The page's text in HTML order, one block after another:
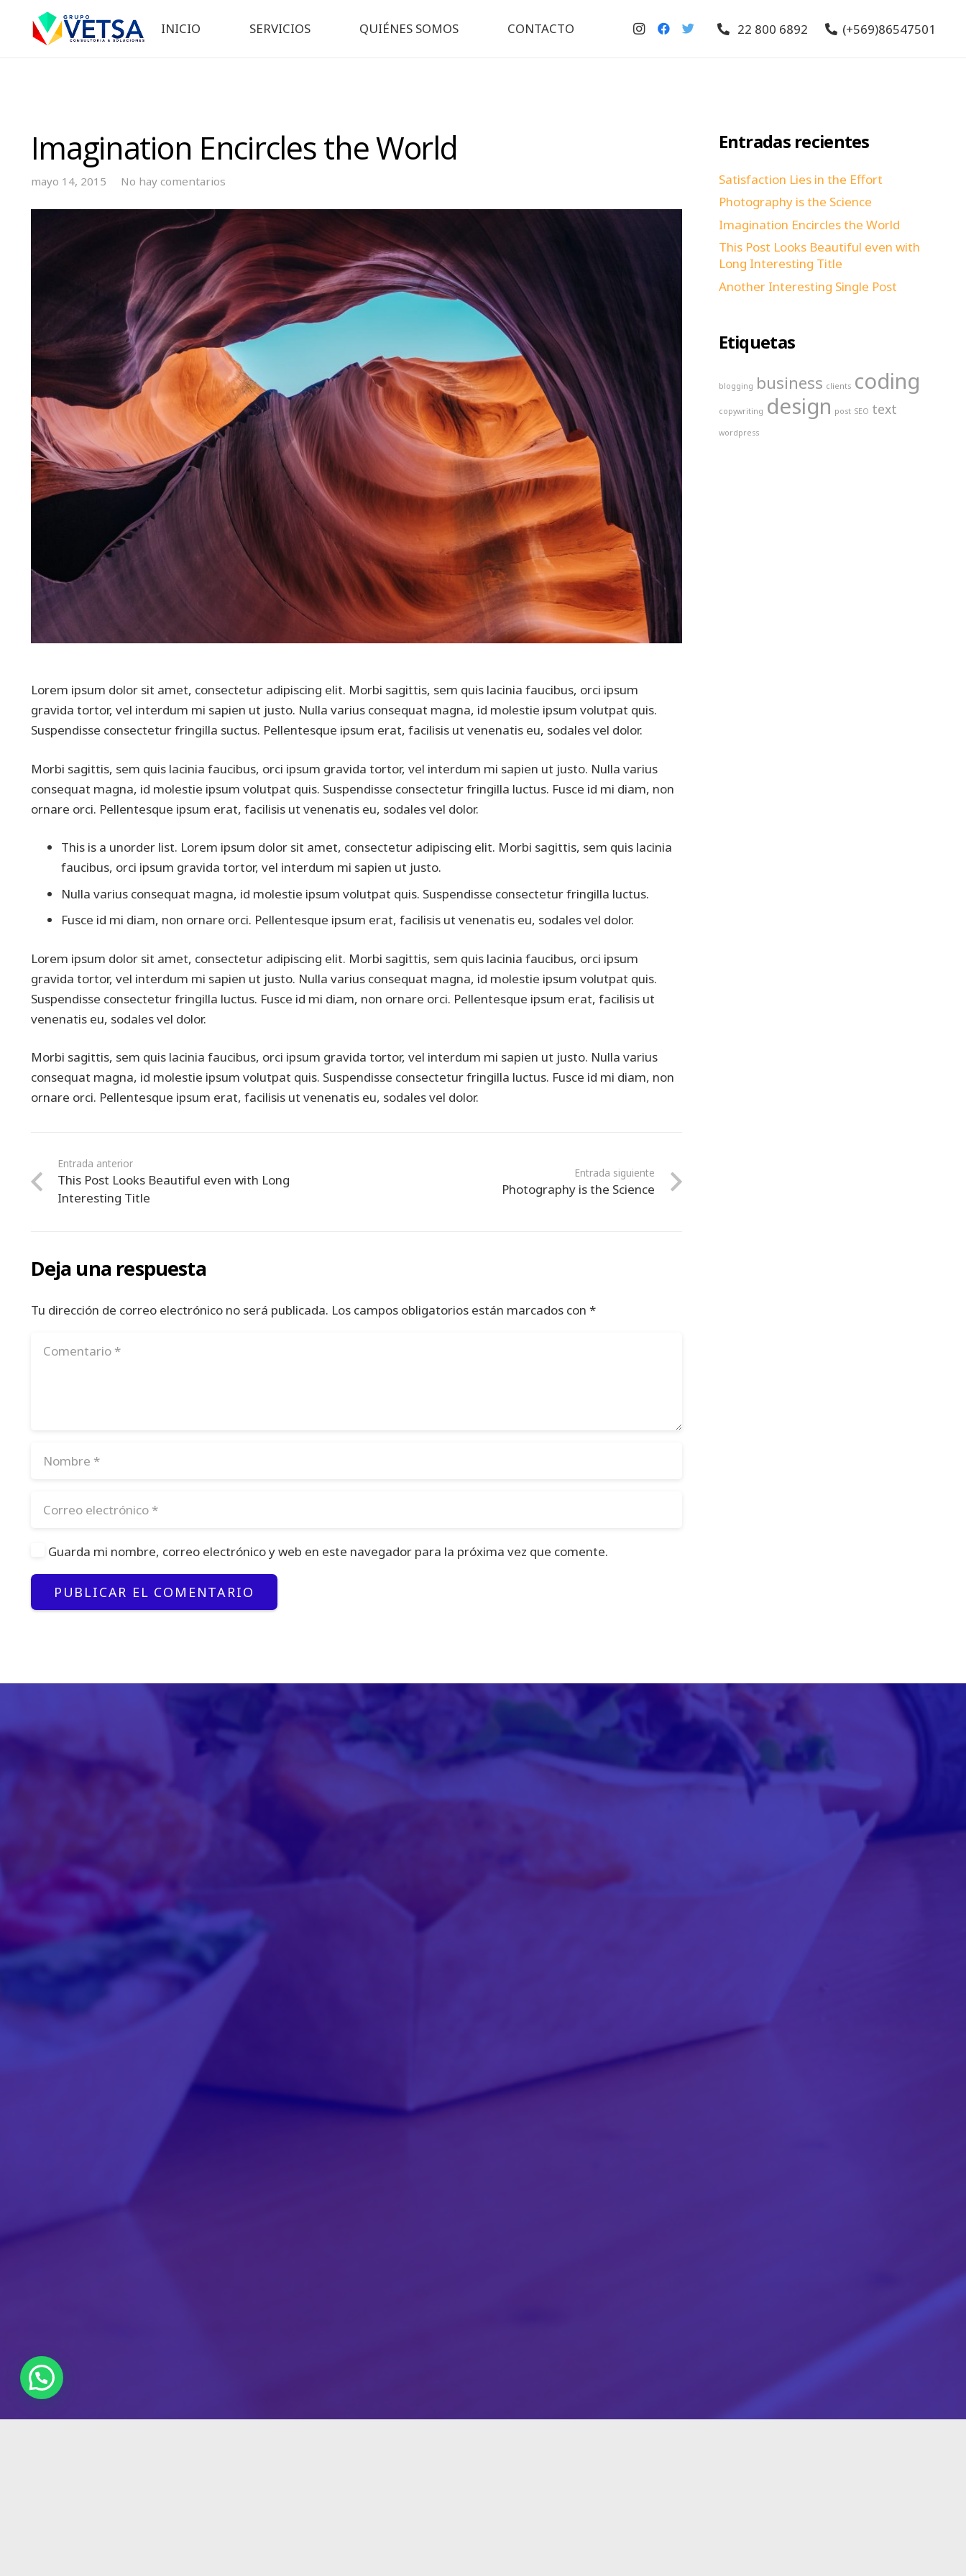
INICIO SERVICIOS QUIÉNES SOMOS CONTACTO 22 800 6892 (+569)86547501
Imagination Encircles the World
mayo 14, 2015 No hay comentarios
Lorem ipsum dolor sit amet, consectetur adipiscing elit. Morbi sagittis, sem quis lacinia faucibus, orci ipsum
gravida tortor, vel interdum mi sapien ut justo. Nulla varius consequat magna, id molestie ipsum volutpat quis.
Suspendisse consectetur fringilla suctus. Pellentesque ipsum erat, facilisis ut venenatis eu, sodales vel dolor.
Morbi sagittis, sem quis lacinia faucibus, orci ipsum gravida tortor, vel interdum mi sapien ut justo. Nulla varius
consequat magna, id molestie ipsum volutpat quis. Suspendisse consectetur fringilla luctus. Fusce id mi diam, non
ornare orci. Pellentesque ipsum erat, facilisis ut venenatis eu, sodales vel dolor.
This is a unorder list. Lorem ipsum dolor sit amet, consectetur adipiscing elit. Morbi sagittis, sem quis lacinia
faucibus, orci ipsum gravida tortor, vel interdum mi sapien ut justo.
Nulla varius consequat magna, id molestie ipsum volutpat quis. Suspendisse consectetur fringilla luctus.
Fusce id mi diam, non ornare orci. Pellentesque ipsum erat, facilisis ut venenatis eu, sodales vel dolor.
Lorem ipsum dolor sit amet, consectetur adipiscing elit. Morbi sagittis, sem quis lacinia faucibus, orci ipsum
gravida tortor, vel interdum mi sapien ut justo. Nulla varius consequat magna, id molestie ipsum volutpat quis.
Suspendisse consectetur fringilla luctus. Fusce id mi diam, non ornare orci. Pellentesque ipsum erat, facilisis ut
venenatis eu, sodales vel dolor.
Morbi sagittis, sem quis lacinia faucibus, orci ipsum gravida tortor, vel interdum mi sapien ut justo. Nulla varius
consequat magna, id molestie ipsum volutpat quis. Suspendisse consectetur fringilla luctus. Fusce id mi diam, non
ornare orci. Pellentesque ipsum erat, facilisis ut venenatis eu, sodales vel dolor.
Entrada anterior
This Post Looks Beautiful even with Long
Interesting Title
Entrada siguiente
Photography is the Science
Deja una respuesta
Tu dirección de correo electrónico no será publicada. Los campos obligatorios están marcados con *
Guarda mi nombre, correo electrónico y web en este navegador para la próxima vez que comente.
PUBLICAR EL COMENTARIO
Entradas recientes
Satisfaction Lies in the Effort
Photography is the Science
Imagination Encircles the World
This Post Looks Beautiful even with
Long Interesting Title
Another Interesting Single Post
Etiquetas
blogging business clients coding
copywriting design post SEO text
wordpress